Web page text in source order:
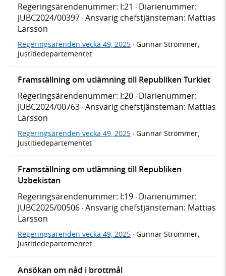
Regeringsärendenummer: I:21 · Diarienummer:
JUBC2024/00397 · Ansvarig chefstjänsteman: Mattias
Larsson
Regeringsärenden vecka 49, 2025 · Gunnar Strömmer,
Justitiedepartementet
Framställning om utlämning till Republiken Turkiet
Regeringsärendenummer: I:20 · Diarienummer:
JUBC2024/00763 · Ansvarig chefstjänsteman: Mattias
Larsson
Regeringsärenden vecka 49, 2025 · Gunnar Strömmer,
Justitiedepartementet
Framställning om utlämning till Republiken
Uzbekistan
Regeringsärendenummer: I:19 · Diarienummer:
JUBC2025/00506 · Ansvarig chefstjänsteman: Mattias
Larsson
Regeringsärenden vecka 49, 2025 · Gunnar Strömmer,
Justitiedepartementet
Ansökan om nåd i brottmål